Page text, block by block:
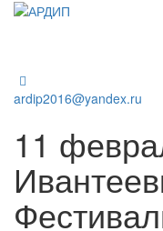
ardip2016@yandex.ru
11